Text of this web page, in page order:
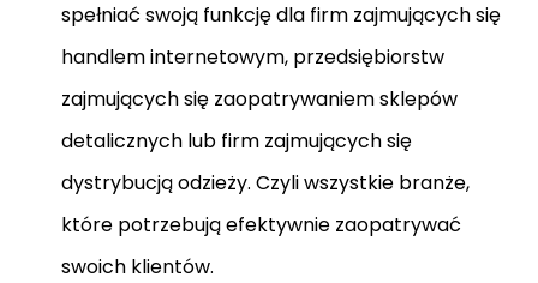
spełniać swoją funkcję dla firm zajmujących się
handlem internetowym, przedsiębiorstw
zajmujących się zaopatrywaniem sklepów
detalicznych lub firm zajmujących się
dystrybucją odzieży. Czyli wszystkie branże,
które potrzebują efektywnie zaopatrywać
swoich klientów.